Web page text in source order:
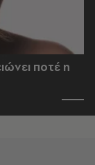
ποτέ η